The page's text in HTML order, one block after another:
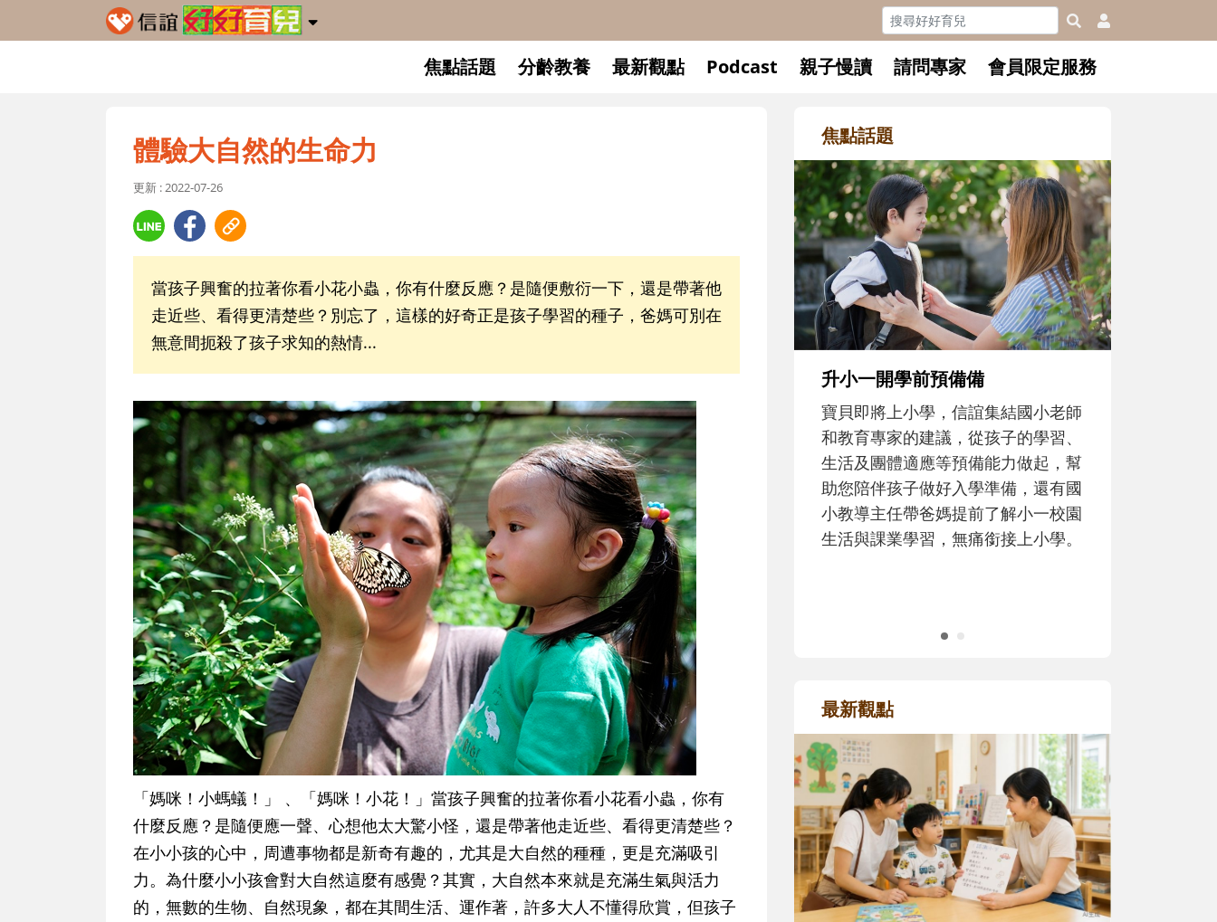
焦點話題 分齡教養 最新觀點 Podcast 親子慢讀 請問專家 會員限定服務
體驗大自然的生命力
更新 : 2022-07-26
當孩子興奮的拉著你看小花小蟲，你有什麼反應？是隨便敷衍一下，還是帶著他
走近些、看得更清楚些？別忘了，這樣的好奇正是孩子學習的種子，爸媽可別在
無意間扼殺了孩子求知的熱情...
「媽咪！小螞蟻！」 、「媽咪！小花！」當孩子興奮的拉著你看小花看小蟲，你有
什麼反應？是隨便應一聲、心想他太大驚小怪，還是帶著他走近些、看得更清楚些？
在小小孩的心中，周遭事物都是新奇有趣的，尤其是大自然的種種，更是充滿吸引
力。為什麼小小孩會對大自然這麼有感覺？其實，大自然本來就是充滿生氣與活力
的，無數的生物、自然現象，都在其間生活、運作著，許多大人不懂得欣賞，但孩子
焦點話題
升小一開學前預備備
寶貝即將上小學，信誼集結國小老師
和教育專家的建議，從孩子的學習、
生活及團體適應等預備能力做起，幫
助您陪伴孩子做好入學準備，還有國
小教導主任帶爸媽提前了解小一校園
生活與課業學習，無痛銜接上小學。
和孩子一起長大的那個男人│讀
懂父親的不同模樣
沒有人天生就擅長當爸爸！男人總是
在一次次「前所未有」的體驗中，跟
著孩子一起長大。從給予安全感的肢
體遊戲，到獨立自主、角色認同及解
決問題的能力養成。爸爸正嘗試用不
同的模樣，參與孩子每個重要的成長
歷程。
最新觀點